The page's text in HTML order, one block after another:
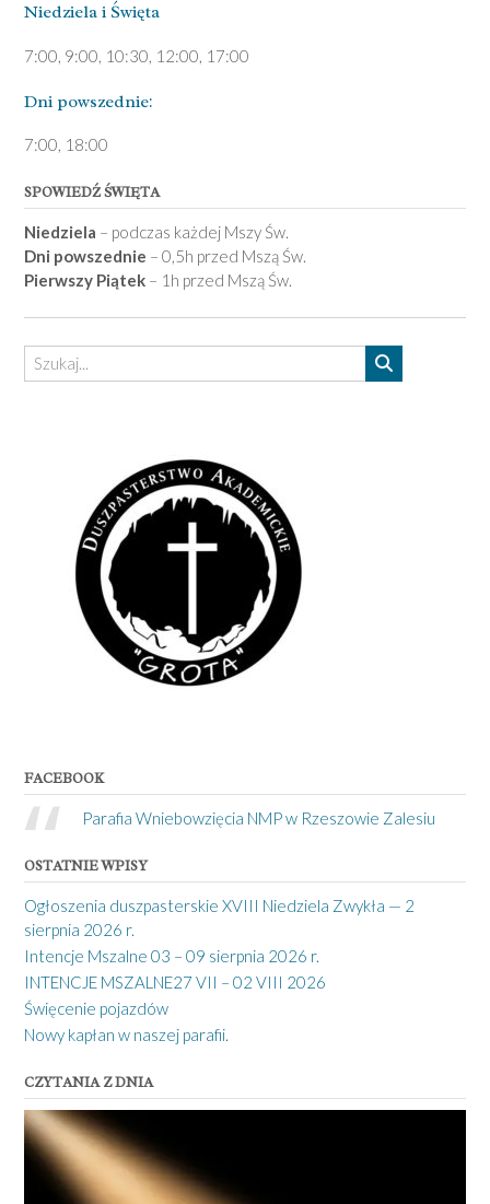
Niedziela ­i Święta
7:00, 9:00, 10:30, 12:00, 17:00
Dni pows­zednie:
7­:00, 18:00­
SPOWIEDŹ ŚWIĘTA
Niedziela – podczas każdej Mszy Św.
Dni powszednie – 0,5h przed Mszą Św.
Pierwszy Piątek – 1h przed Mszą Św.
FACEBOOK
Parafia Wniebowzięcia NMP w Rzeszowie Zalesiu
OSTATNIE WPISY
Ogłoszenia duszpasterskie XVIII Niedziela Zwykła — 2
sierpnia 2026 r.
Intencje Mszalne 03 – 09 sierpnia 2026 r.
INTENCJE MSZALNE27 VII – 02 VIII 2026
Święcenie pojazdów
Nowy kapłan w naszej parafii.
CZYTANIA Z DNIA